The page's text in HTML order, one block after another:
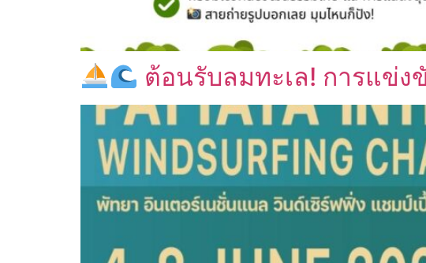
ต้อนรับลมทะเล! การแข่